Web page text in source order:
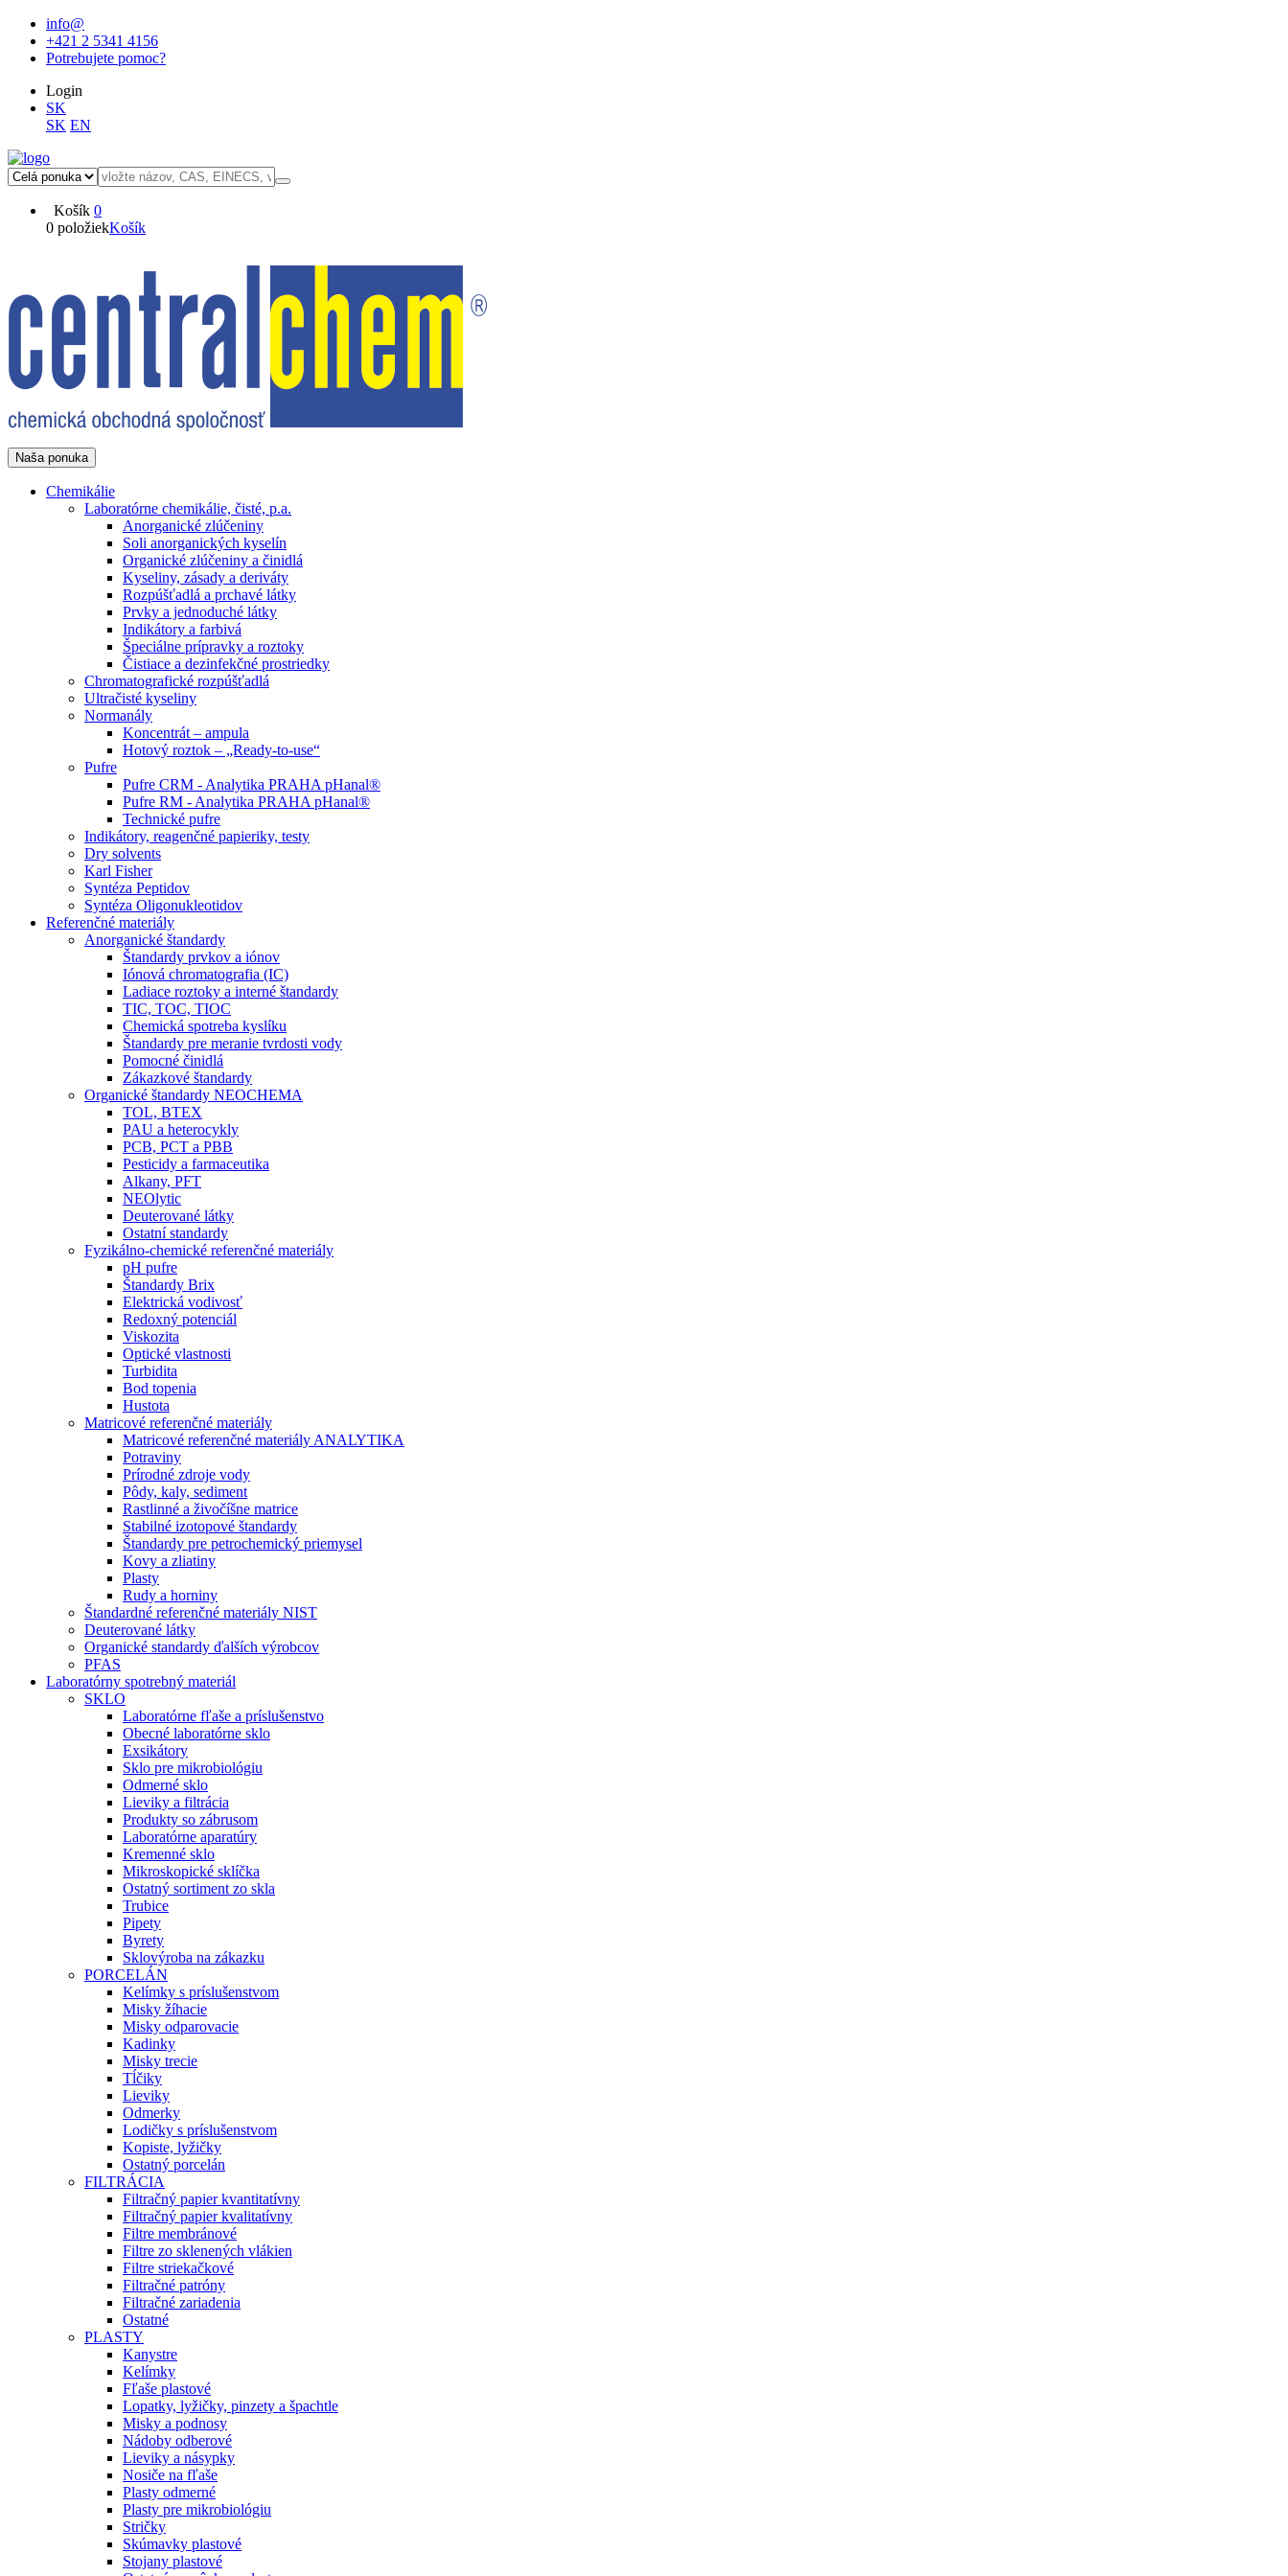
info@
+421 2 5341 4156
Potrebujete pomoc?
Login
SK
SK EN
Košík 0
0 položiekKošík
Naša ponuka
Chemikálie
Laboratórne chemikálie, čisté, p.a.
Anorganické zlúčeniny
Soli anorganických kyselín
Organické zlúčeniny a činidlá
Kyseliny, zásady a deriváty
Rozpúšťadlá a prchavé látky
Prvky a jednoduché látky
Indikátory a farbivá
Špeciálne prípravky a roztoky
Čistiace a dezinfekčné prostriedky
Chromatografické rozpúšťadlá
Ultračisté kyseliny
Normanály
Koncentrát – ampula
Hotový roztok – „Ready-to-use“
Pufre
Pufre CRM - Analytika PRAHA pHanal®
Pufre RM - Analytika PRAHA pHanal®
Technické pufre
Indikátory, reagenčné papieriky, testy
Dry solvents
Karl Fisher
Syntéza Peptidov
Syntéza Oligonukleotidov
Referenčné materiály
Anorganické štandardy
Štandardy prvkov a iónov
Iónová chromatografia (IC)
Ladiace roztoky a interné štandardy
TIC, TOC, TIOC
Chemická spotreba kyslíku
Štandardy pre meranie tvrdosti vody
Pomocné činidlá
Zákazkové štandardy
Organické štandardy NEOCHEMA
TOL, BTEX
PAU a heterocykly
PCB, PCT a PBB
Pesticidy a farmaceutika
Alkany, PFT
NEOlytic
Deuterované látky
Ostatní standardy
Fyzikálno-chemické referenčné materiály
pH pufre
Štandardy Brix
Elektrická vodivosť
Redoxný potenciál
Viskozita
Optické vlastnosti
Turbidita
Bod topenia
Hustota
Matricové referenčné materiály
Matricové referenčné materiály ANALYTIKA
Potraviny
Prírodné zdroje vody
Pôdy, kaly, sediment
Rastlinné a živočíšne matrice
Stabilné izotopové štandardy
Štandardy pre petrochemický priemysel
Kovy a zliatiny
Plasty
Rudy a horniny
Štandardné referenčné materiály NIST
Deuterované látky
Organické standardy ďalších výrobcov
PFAS
Laboratórny spotrebný materiál
SKLO
Laboratórne fľaše a príslušenstvo
Obecné laboratórne sklo
Exsikátory
Sklo pre mikrobiológiu
Odmerné sklo
Lieviky a filtrácia
Produkty so zábrusom
Laboratórne aparatúry
Kremenné sklo
Mikroskopické sklíčka
Ostatný sortiment zo skla
Trubice
Pipety
Byrety
Sklovýroba na zákazku
PORCELÁN
Kelímky s príslušenstvom
Misky žíhacie
Misky odparovacie
Kadinky
Misky trecie
Tĺčiky
Lieviky
Odmerky
Lodičky s príslušenstvom
Kopiste, lyžičky
Ostatný porcelán
FILTRÁCIA
Filtračný papier kvantitatívny
Filtračný papier kvalitatívny
Filtre membránové
Filtre zo sklenených vlákien
Filtre striekačkové
Filtračné patróny
Filtračné zariadenia
Ostatné
PLASTY
Kanystre
Kelímky
Fľaše plastové
Lopatky, lyžičky, pinzety a špachtle
Misky a podnosy
Nádoby odberové
Lieviky a násypky
Nosiče na fľaše
Plasty odmerné
Plasty pre mikrobiológiu
Stričky
Skúmavky plastové
Stojany plastové